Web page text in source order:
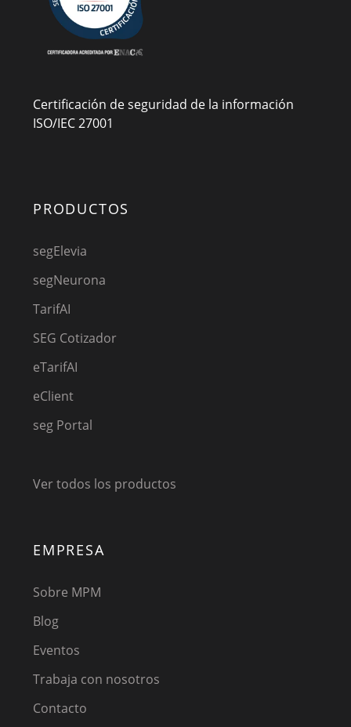
Certificación de seguridad de la información
ISO/IEC 27001
PRODUCTOS
segElevia
segNeurona
TarifAI
SEG Cotizador
eTarifAI
eClient
seg Portal
Ver todos los productos
EMPRESA
Sobre MPM
Blog
Eventos
Trabaja con nosotros
Contacto